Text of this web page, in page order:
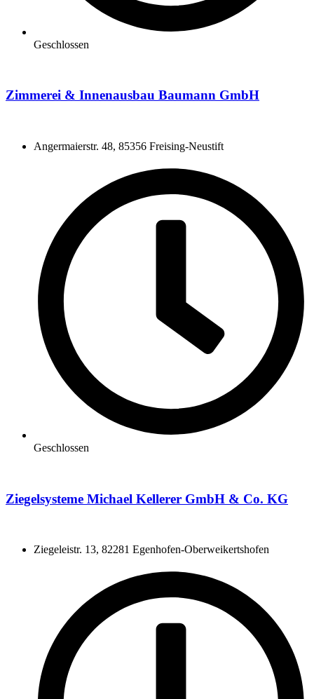
Geschlossen
Zimmerei & Innenausbau Baumann GmbH
Angermaierstr. 48, 85356 Freising-Neustift
Geschlossen
Ziegelsysteme Michael Kellerer GmbH & Co. KG
Ziegeleistr. 13, 82281 Egenhofen-Oberweikertshofen